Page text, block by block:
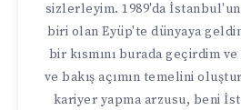
sizlerleyim. 1989'da
biri olan Eyüp'te dünyaya
bir kısmını burada geçirdim
ve bakış açımın temelini
kariyer yapma arzusu, beni